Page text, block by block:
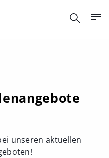
unseren aktuellen